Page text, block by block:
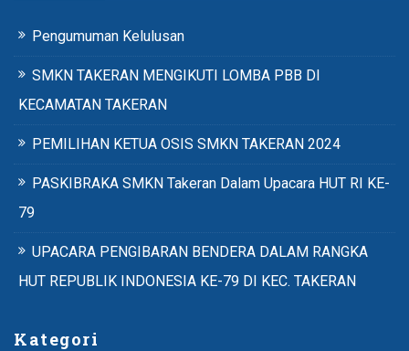
Pengumuman Kelulusan
SMKN TAKERAN MENGIKUTI LOMBA PBB DI
KECAMATAN TAKERAN
PEMILIHAN KETUA OSIS SMKN TAKERAN 2024
PASKIBRAKA SMKN Takeran Dalam Upacara HUT RI KE-
79
UPACARA PENGIBARAN BENDERA DALAM RANGKA
HUT REPUBLIK INDONESIA KE-79 DI KEC. TAKERAN
Kategori